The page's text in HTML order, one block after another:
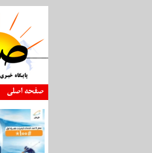
صفحه اصلی